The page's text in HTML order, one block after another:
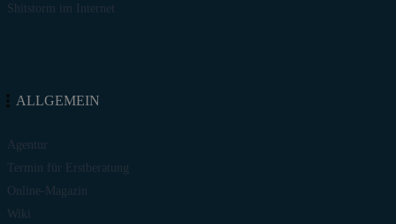
Shitstorm im Internet
ALLGEMEIN
Agentur
Termin für Erstberatung
Online-Magazin
Wiki